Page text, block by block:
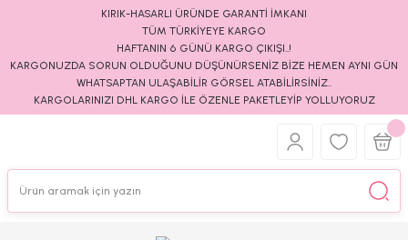
KIRIK-HASARLI ÜRÜNDE GARANTİ İMKANI
TÜM TÜRKİYEYE KARGO
HAFTANIN 6 GÜNÜ KARGO ÇIKIŞI..!
KARGONUZDA SORUN OLDUĞUNU DÜŞÜNÜRSENİZ BİZE HEMEN AYNI GÜN
WHATSAPTAN ULAŞABİLİR GÖRSEL ATABİLİRSİNİZ..
KARGOLARINIZI DHL KARGO İLE ÖZENLE PAKETLEYİP YOLLUYORUZ